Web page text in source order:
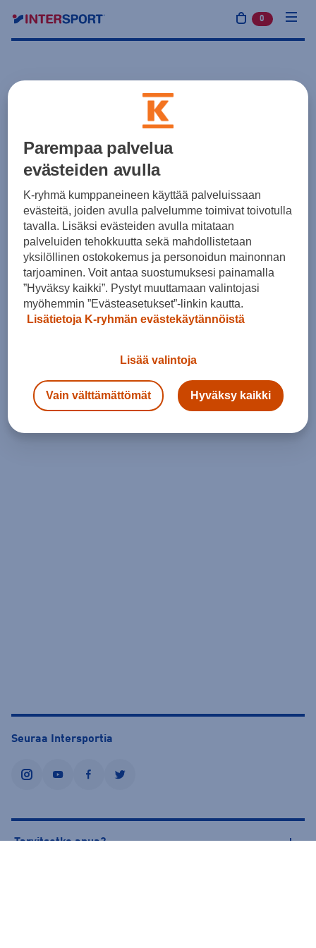
0 tuotetta
Seuraa Intersportia
instagramyoutubefacebooktwitter
Tarvitsetko apua?
Parempaa palvelua
evästeiden avulla
K-ryhmä kumppaneineen käyttää palveluissaan
evästeitä, joiden avulla palvelumme toimivat toivotulla
tavalla. Lisäksi evästeiden avulla mitataan
palveluiden tehokkuutta sekä mahdollistetaan
yksilöllinen ostokokemus ja personoidun mainonnan
tarjoaminen. Voit antaa suostumuksesi painamalla
”Hyväksy kaikki”. Pystyt muuttamaan valintojasi
myöhemmin ”Evästeasetukset”-linkin kautta.
Lisätietoja K-ryhmän evästekäytännöistä
Lisää valintoja
Vain välttämättömät Hyväksy kaikki